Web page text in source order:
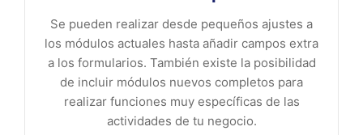
Se pueden realizar desde pequeños ajustes a
los módulos actuales hasta añadir campos extra
a los formularios. También existe la posibilidad
de incluir módulos nuevos completos para
realizar funciones muy específicas de las
actividades de tu negocio.